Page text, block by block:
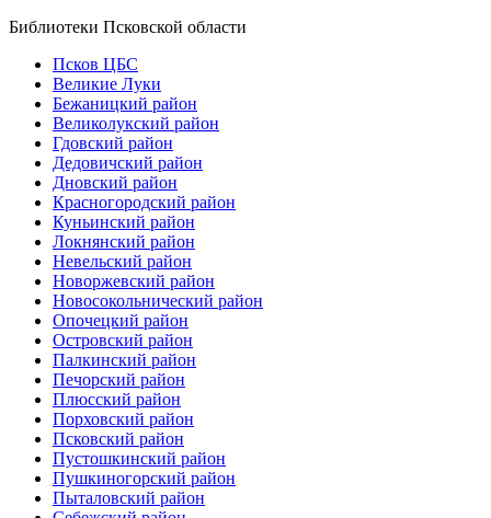
Библиотеки Псковской области
Псков ЦБС
Великие Луки
Бежаницкий район
Великолукский район
Гдовский район
Дедовичский район
Дновский район
Красногородский район
Куньинский район
Локнянский район
Невельский район
Новоржевский район
Новосокольнический район
Опочецкий район
Островский район
Палкинский район
Печорский район
Плюсский район
Порховский район
Псковский район
Пустошкинский район
Пушкиногорский район
Пыталовский район